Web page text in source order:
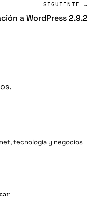
SIGUIENTE →
a WordPress 2.9.2
tecnología y negocios